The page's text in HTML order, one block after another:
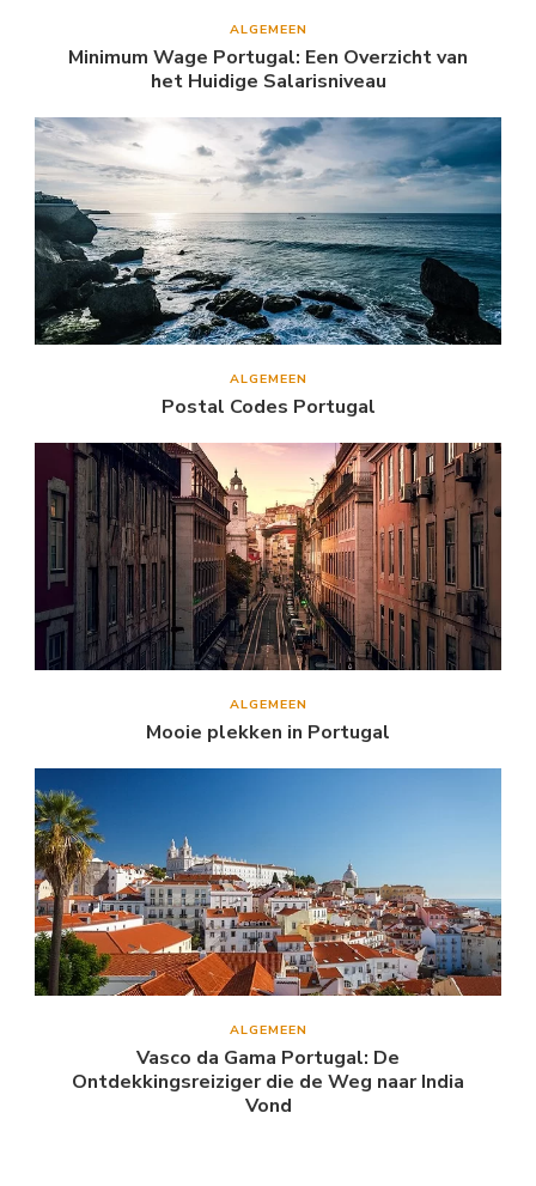
ALGEMEEN
Minimum Wage Portugal: Een Overzicht van
het Huidige Salarisniveau
ALGEMEEN
Postal Codes Portugal
ALGEMEEN
Mooie plekken in Portugal
ALGEMEEN
Vasco da Gama Portugal: De
Ontdekkingsreiziger die de Weg naar India
Vond